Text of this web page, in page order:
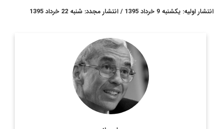
انتشار اولیه: یکشنبه 9 خرداد 1395 / انتشار مجدد: شنبه 22 خرداد 1395
استاد دانشگاه و عضو سابق آژانس اطلاعات مركزي
) است كه 28 سال در اين نهاد خدمت كرده است. وي
اكنون عضو ارشد ...
اطلاعات بیشتر